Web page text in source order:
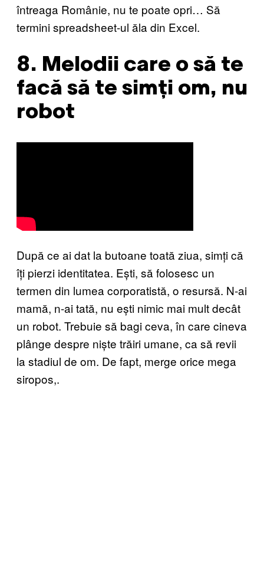
întreaga Românie, nu te poate opri… Să
termini spreadsheet-ul ăla din Excel.
8. Melodii care o să te
facă să te simți om, nu
robot
După ce ai dat la butoane toată ziua, simți că
îți pierzi identitatea. Ești, să folosesc un
termen din lumea corporatistă, o resursă. N-ai
mamă, n-ai tată, nu ești nimic mai mult decât
un robot. Trebuie să bagi ceva, în care cineva
plânge despre niște trăiri umane, ca să revii
la stadiul de om. De fapt, merge orice mega
siropos,.